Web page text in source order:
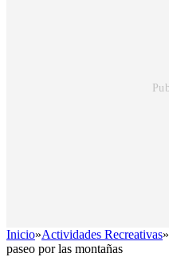
Inicio»Actividades Recreativas»
paseo por las montañas